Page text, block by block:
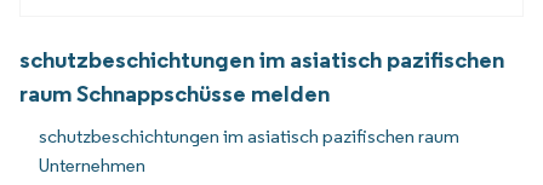
schutzbeschichtungen im asiatisch pazifischen
raum Schnappschüsse melden
schutzbeschichtungen im asiatisch pazifischen raum
Unternehmen